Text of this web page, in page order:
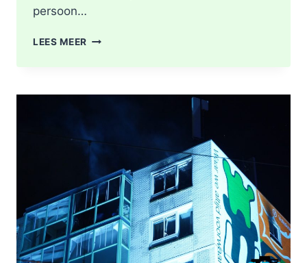
persoon…
LEES MEER POLITIE
STEEKINCIDENT
KAREL
DOORMANSTRAAT
ROTTERDAM